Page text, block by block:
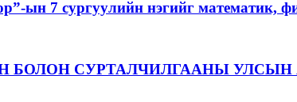
ын 7 сургуулийн нэгийг математик,
БОЛОН СУРТАЛЧИЛГААНЫ